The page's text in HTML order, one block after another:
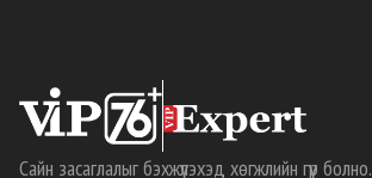
Сайн засаглалыг бэхжүүлэхэд хөгжлийн гүүр болно.